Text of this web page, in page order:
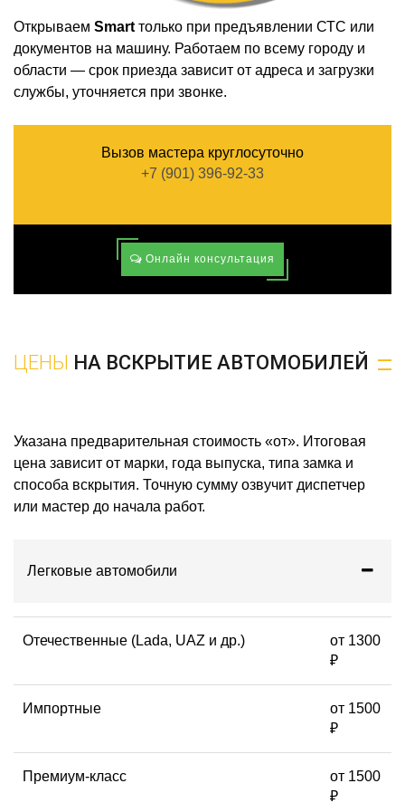
Открываем Smartтолько при предъявлении СТС или
документов на машину. Работаем по всему городу и
области — срок приезда зависит от адреса и загрузки
службы, уточняется при звонке.
Вызов мастера круглосуточно
+7 (901) 396-92-33
Онлайн консультация
ЦЕНЫ НА ВСКРЫТИЕ АВТОМОБИЛЕЙ
Указана предварительная стоимость «от». Итоговая
цена зависит от марки, года выпуска, типа замка и
способа вскрытия. Точную сумму озвучит диспетчер
или мастер до начала работ.
Легковые автомобили
Отечественные (Lada, UAZ и др.)
от 1300
₽
Импортные
от 1500
₽
Премиум-класс
от 1500
₽